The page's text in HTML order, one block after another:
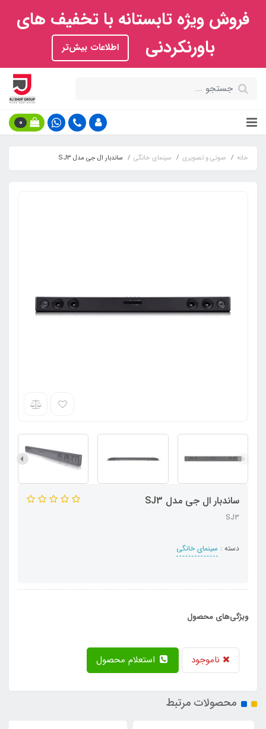
فروش ویژه تابستانه با تخفیف های
باورنکردنی
اطلاعات بیش‌تر
0
خانه صوتی و تصویری سینمای خانگی ساندبار ال جی مدل SJ3
ساندبار ال جی مدل SJ3
SJ3
دسته : سینمای خانگی
ویژگی‌های محصول
ناموجود
محصولات مرتبط